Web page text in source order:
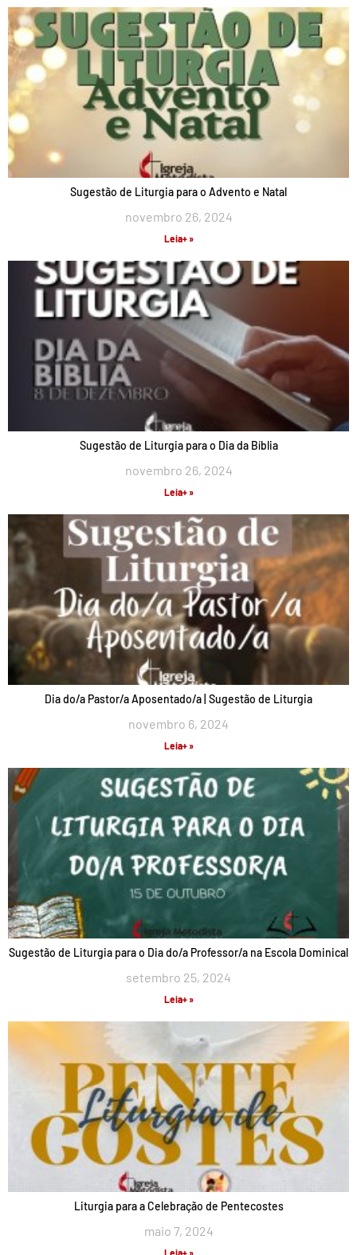
Sugestão de Liturgia para o Advento e Natal
novembro 26, 2024
Leia+ »
Sugestão de Liturgia para o Dia da Bíblia
novembro 26, 2024
Leia+ »
Dia do/a Pastor/a Aposentado/a | Sugestão de Liturgia
novembro 6, 2024
Leia+ »
Sugestão de Liturgia para o Dia do/a Professor/a na Escola Dominical
setembro 25, 2024
Leia+ »
Liturgia para a Celebração de Pentecostes
maio 7, 2024
Leia+ »